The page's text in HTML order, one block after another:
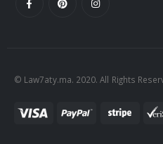
© Law7aty.ma. 2020. All Rights